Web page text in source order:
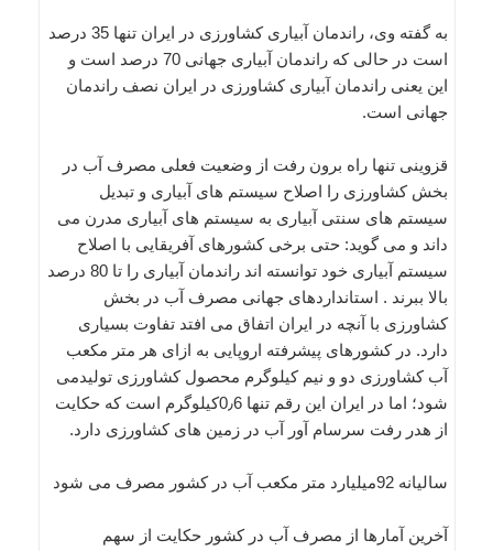
به گفته وی، راندمان آبیاری کشاورزی در ایران تنها 35 درصد
است در حالی که راندمان آبیاری جهانی 70 درصد است و
این یعنی راندمان آبیاری کشاورزی در ایران نصف راندمان
جهانی است.
قزوینی تنها راه برون رفت از وضعیت فعلی مصرف آب در
بخش کشاورزی را اصلاح سیستم های آبیاری و تبدیل
سیستم های سنتی آبیاری به سیستم های آبیاری مدرن می
داند و می گوید: حتی برخی کشورهای آفریقایی با اصلاح
سیستم آبیاری خود توانسته اند راندمان آبیاری را تا 80 درصد
بالا ببرند . استانداردهای جهانی مصرف آب در بخش
کشاورزی با آنچه در ایران اتفاق می افتد تفاوت بسیاری
دارد. در کشورهای پیشرفته اروپایی به ازای هر متر مکعب
آب کشاورزی دو و نیم کیلوگرم محصول کشاورزی تولیدمی
شود؛ اما در ایران این رقم تنها 0٫6کیلوگرم است که حکایت
از هدر رفت سرسام آور آب در زمین های کشاورزی دارد.
سالیانه 92میلیارد متر مکعب آب در کشور مصرف می شود
آخرین آمارها از مصرف آب در کشور حکایت از سهم